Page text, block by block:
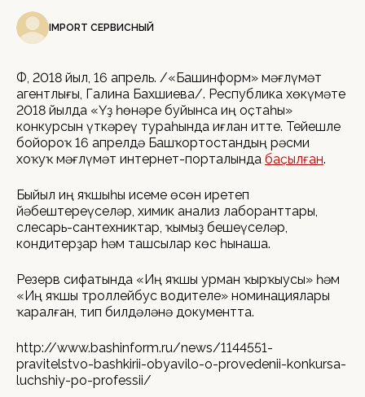
IMPORT СЕРВИСНЫЙ
ӨФӨ, 2018 йыл, 16 апрель. /«Башинформ» мәғлүмәт
агентлығы, Галина Бахшиева/. Республика хөкүмәте
2018 йылда «Үҙ һөнәре буйынса иң оҫтаһы»
конкурсын үткәреү тураһында иғлан итте. Тейешле
бойороҡ 16 апрелдә Башҡортостандың рәсми
хоҡуҡ мәғлүмәт интернет-порталында баҫылған.
Быйыл иң яҡшыһы исеме өсөн иретеп
йәбештереүселәр, химик анализ лаборанттары,
слесарь-сантехниктар, ҡымыҙ бешеүселәр,
кондитерҙар һәм ташсылар көс һынаша.
Резерв сифатында «Иң яҡшы урман ҡырҡыусы» һәм
«Иң яҡшы троллейбус водителе» номинациялары
ҡаралған, тип билдәләнә документта.
http://www.bashinform.ru/news/1144551-
pravitelstvo-bashkirii-obyavilo-o-provedenii-konkursa-
luchshiy-po-professii/